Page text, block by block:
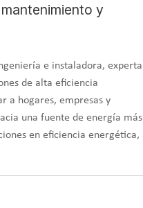
y
e instaladora, experta
de alta eficiencia
a hogares, empresas y
una fuente de energía más
en eficiencia energética,